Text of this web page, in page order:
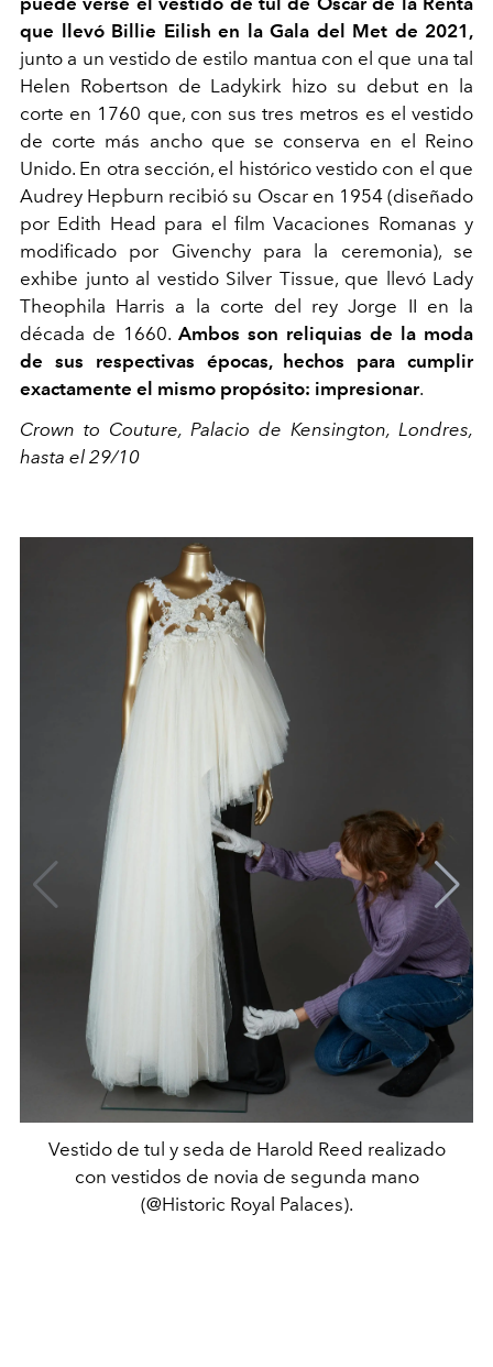
que llevó Billie Eilish en la Gala del Met de 2021,
junto a un vestido de estilo mantua con el que una tal
Helen Robertson de Ladykirk hizo su debut en la
corte en 1760 que, con sus tres metros es el vestido
de corte más ancho que se conserva en el Reino
Unido. En otra sección, el histórico vestido con el que
Audrey Hepburn recibió su Oscar en 1954 (diseñado
por Edith Head para el film Vacaciones Romanas y
modificado por Givenchy para la ceremonia), se
exhibe junto al vestido Silver Tissue, que llevó Lady
Theophila Harris a la corte del rey Jorge II en la
década de 1660. Ambos son reliquias de la moda
de sus respectivas épocas, hechos para cumplir
exactamente el mismo propósito: impresionar.
Crown to Couture, Palacio de Kensington, Londres,
hasta el 29/10
Vestido de tul y seda de Harold Reed realizado
con vestidos de novia de segunda mano
(@Historic Royal Palaces).